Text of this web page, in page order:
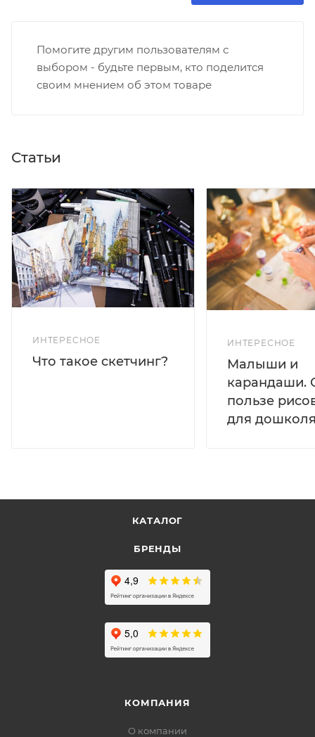
Помогите другим пользователям с
выбором - будьте первым, кто поделится
своим мнением об этом товаре
Статьи
ИНТЕРЕСНОЕ
Что такое скетчинг?
ИНТЕРЕСНОЕ
Малыши и
карандаши.
пользе
для
КАТАЛОГ
БРЕНДЫ
КОМПАНИЯ
О компании